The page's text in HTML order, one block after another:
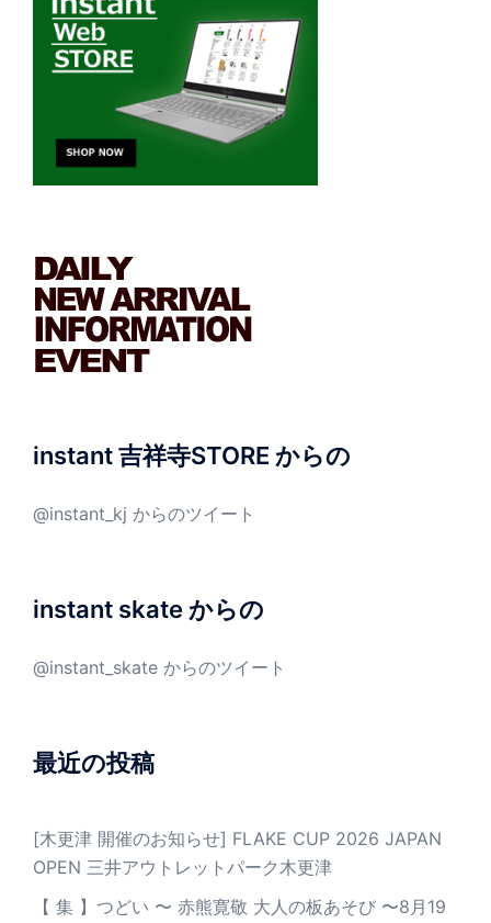
instant 吉祥寺STORE からの
@instant_kj からのツイート
instant skate からの
@instant_skate からのツイート
最近の投稿
[木更津 開催のお知らせ] FLAKE CUP 2026 JAPAN
OPEN 三井アウトレットパーク木更津
【 集 】つどい 〜 赤熊寛敬 大人の板あそび 〜8月19